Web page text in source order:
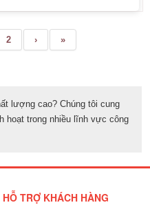
2 › »
lượng cao? Chúng tôi cung
hoạt trong nhiều lĩnh vực công
HỖ TRỢ KHÁCH HÀNG